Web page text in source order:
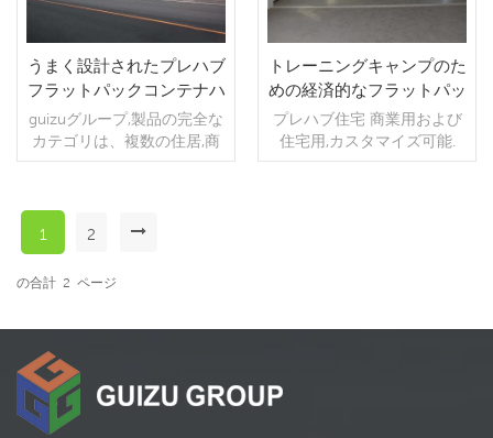
です,それは移動可能なコン
テナレストランである可能
性があります, 高級プレハブ
コンテナ住宅or フラットパ
ックプレハブ住宅 .別のデザ
インは1つのバスルームを備
えた2つのベッドルームです,
開くと家の中に衛生陶器が
もあります.固定用のビデオ
をお送りします,誰でも理解
できます. 細心の注意を払う
と、コンテナハウスのボト
要です,。つまり、土地がな
い場合でもバランスを調整
できます。フラットベース.
ものは空のデザインです, 新
ンテナハウスor 新しいカス
タマイズされた家 .別のデザ
インは1つのバスルームを備
えた2つのベッドルームです,
開くと家の中に衛生陶器が
設置されています,仕切り壁
できます。フラットベース.
うまく設計されたプレハブ
フラットパックコンテナハ
ウスプレハブモジュラーオ
フィスビル
guizuグループ,製品の完全な
カテゴリは、複数の住居,商
業,およびオフィス,宿泊施設,
ルーム,などの公共シナリオ
に適用されます etc . フラッ
トパックコンテナハウスは
現在最新のコンテナハウス
です.2つのデザインがありま
空のデザインです,それはフ
ラットパックのリビングコ
ンテナハウスである可能性
があります, プレハブ可動コ
トレーニングキャンプのた
めの経済的なフラットパッ
クプレハブ住宅
プレハブ住宅 商業用および
住宅用,カスタマイズ可能.
1 2
の合計 2 ページ